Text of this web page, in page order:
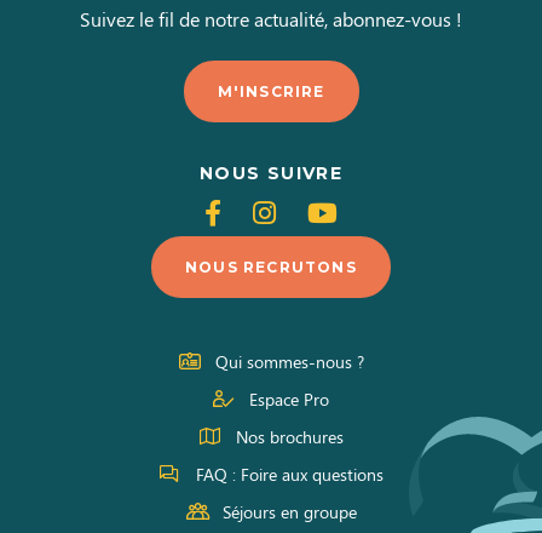
Suivez le fil de notre actualité, abonnez-vous !
M'INSCRIRE
NOUS SUIVRE
Suivez-
nous
sur
Facebook
Suivez-
nous
sur
Instagram
Suivez-
nous
sur
Youtube
NOUS RECRUTONS
Qui sommes-nous ?
Espace Pro
Nos brochures
FAQ : Foire aux questions
Séjours en groupe